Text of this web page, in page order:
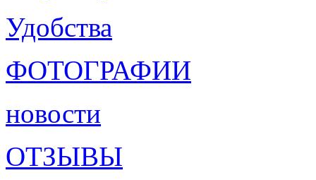
Удобства
ФОТОГРАФИИ
новости
ОТЗЫВЫ